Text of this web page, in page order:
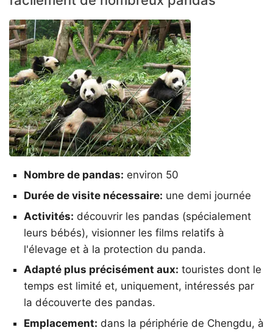
Nombre de pandas: environ 50
Durée de visite nécessaire: une demi journée
Activités: découvrir les pandas (spécialement
leurs bébés), visionner les films relatifs à
l'élevage et à la protection du panda.
Adapté plus précisément aux: touristes dont le
temps est limité et, uniquement, intéressés par
la découverte des pandas.
Emplacement: dans la périphérie de Chengdu, à